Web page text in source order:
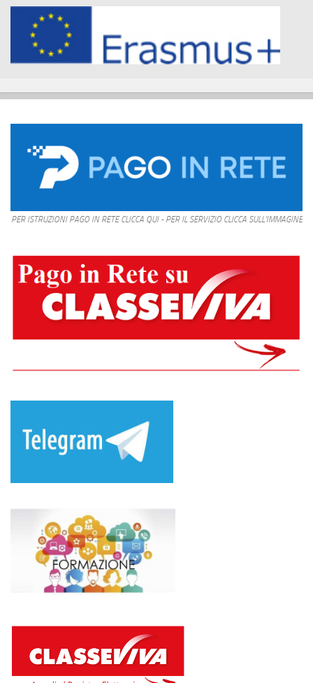
PER ISTRUZIONI PAGO IN RETE CLICCA QUI - PER IL SERVIZIO CLICCA SULL'IMMAGINE